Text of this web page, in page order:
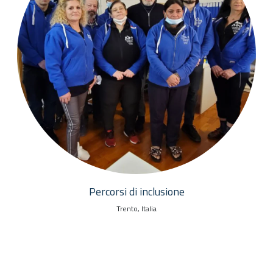
Percorsi di inclusione
Trento, Italia